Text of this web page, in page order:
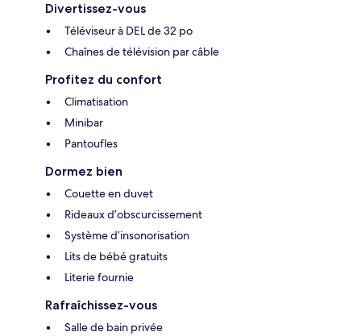
Divertissez-vous
Téléviseur à DEL de 32 po
Chaînes de télévision par câble
Profitez du confort
Climatisation
Minibar
Pantoufles
Dormez bien
Couette en duvet
Rideaux d’obscurcissement
Système d’insonorisation
Lits de bébé gratuits
Literie fournie
Rafraîchissez-vous
Salle de bain privée